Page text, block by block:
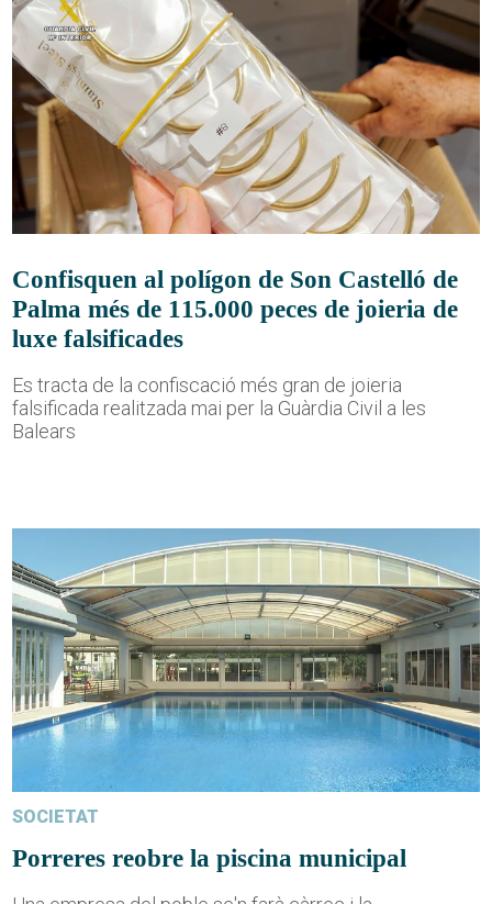
Confisquen al polígon de Son Castelló de
Palma més de 115.000 peces de joieria de
luxe falsificades
Es tracta de la confiscació més gran de joieria
falsificada realitzada mai per la Guàrdia Civil a les
Balears
SOCIETAT
Porreres reobre la piscina municipal